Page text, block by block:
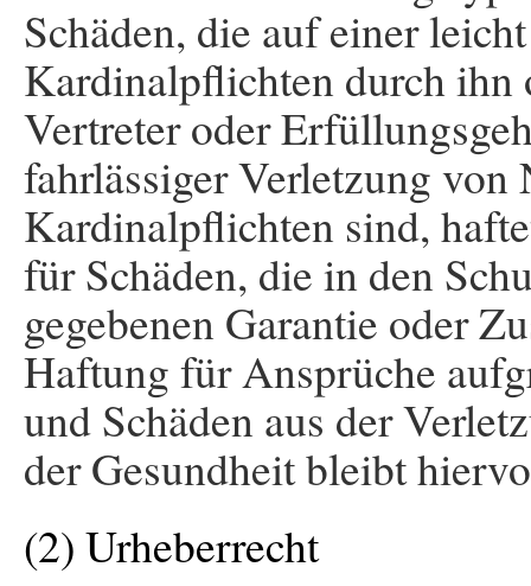
Schäden, die auf einer
Kardinalpflichten durch ihn
Vertreter oder
fahrlässiger Verletzung
Kardinalpflichten sind,
für Schäden, die in den
gegebenen Garantie oder
Haftung für Ansprüche
und Schäden aus der
der Gesundheit bleibt
(2) Urheberrecht